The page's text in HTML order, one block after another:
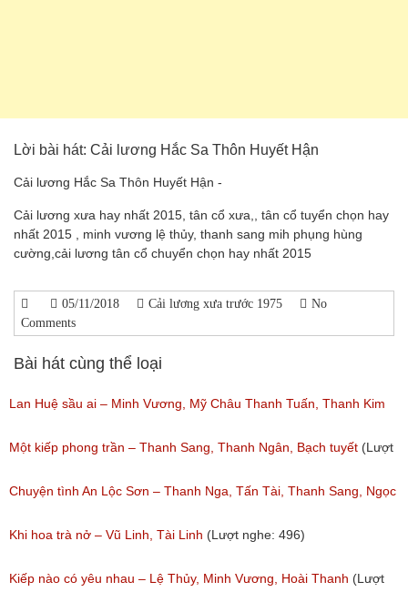
Lời bài hát: Cải lương Hắc Sa Thôn Huyết Hận
Cải lương Hắc Sa Thôn Huyết Hận -
Cải lương xưa hay nhất 2015, tân cổ xưa,, tân cổ tuyển chọn hay
nhất 2015 , minh vương lệ thủy, thanh sang mih phụng hùng
cường,cải lương tân cổ chuyển chọn hay nhất 2015
05/11/2018 Cải lương xưa trước 1975
No
Comments
Bài hát cùng thể loại
Lan Huệ sầu ai – Minh Vương, Mỹ Châu Thanh Tuấn, Thanh Kim
Huệ
(Lượt nghe: 2,624)
Một kiếp phong trần – Thanh Sang, Thanh Ngân, Bạch tuyết (Lượt
nghe: 924)
Chuyện tình An Lộc Sơn – Thanh Nga, Tấn Tài, Thanh Sang, Ngọc
Giàu
(Lượt nghe: 1,251)
Khi hoa trà nở – Vũ Linh, Tài Linh (Lượt nghe: 496)
Kiếp nào có yêu nhau – Lệ Thủy, Minh Vương, Hoài Thanh (Lượt